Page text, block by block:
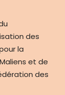
des
la
et de
des